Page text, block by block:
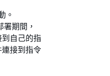
。
期間，
自己的指
接到指令